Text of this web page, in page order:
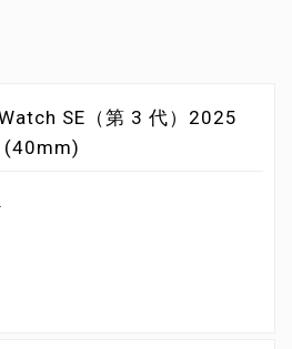
SE（第 3 代）2025
(40mm)